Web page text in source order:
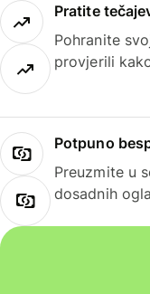
Pratite
Pohranite
provjerili
Potpuno
Preuzmite u
dosadnih